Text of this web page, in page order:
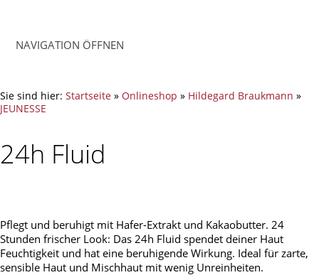
NAVIGATION ÖFFNEN
Sie sind hier: Startseite » Onlineshop » Hildegard Braukmann »
JEUNESSE
24h Fluid
Pflegt und beruhigt mit Hafer-Extrakt und Kakaobutter. 24
Stunden frischer Look: Das 24h Fluid spendet deiner Haut
Feuchtigkeit und hat eine beruhigende Wirkung. Ideal für zarte,
sensible Haut und Mischhaut mit wenig Unreinheiten.